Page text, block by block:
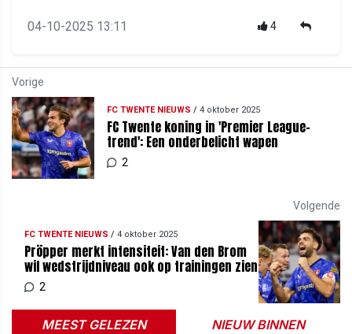
04-10-2025 13:11 4
Vorige
FC TWENTE NIEUWS / 4 oktober 2025
FC Twente koning in 'Premier League-
trend': Een onderbelicht wapen
2
Volgende
FC TWENTE NIEUWS / 4 oktober 2025
Pröpper merkt intensiteit: Van den Brom
wil wedstrijdniveau ook op trainingen zien
2
MEEST GELEZEN NIEUW BINNEN